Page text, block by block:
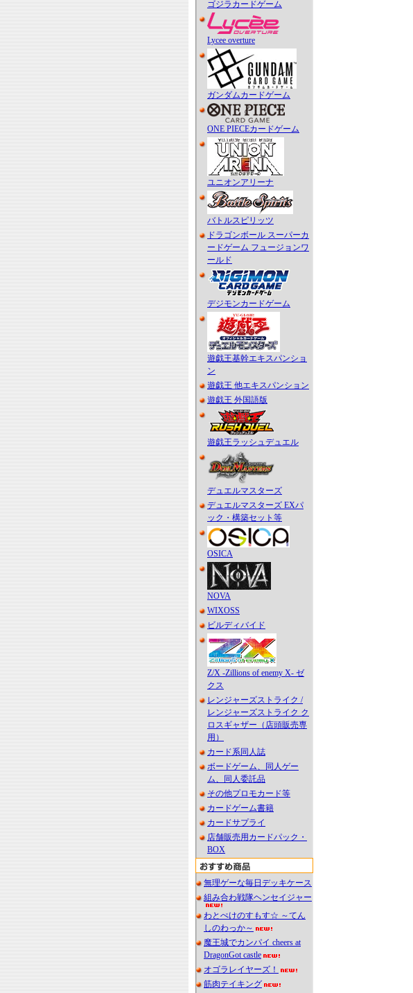
ゴジラカードゲーム
Lycee overture
ガンダムカードゲーム
ONE PIECEカードゲーム
ユニオンアリーナ
バトルスピリッツ
ドラゴンボール スーパーカ
ードゲーム フュージョンワ
ールド
デジモンカードゲーム
遊戯王基幹エキスパンショ
ン
遊戯王 他エキスパンション
遊戯王 外国語版
遊戯王ラッシュデュエル
デュエルマスターズ
デュエルマスターズ EXパ
ック・構築セット等
OSICA
NOVA
WIXOSS
ビルディバイド
Z/X -Zillions of enemy X- ゼ
クス
レンジャーズストライク /
レンジャーズストライク ク
ロスギャザー（店頭販売専
用）
カード系同人誌
ボードゲーム、同人ゲー
ム、同人委託品
その他プロモカード等
カードゲーム書籍
カードサプライ
店舗販売用カードパック・
BOX
無理ゲーな毎日デッキケース
組み合わ戦隊ヘンセイジャー
わとぺけのすもす☆ ～てん
しのわっか～
魔王城でカンパイ cheers at
DragonGot castle
オゴラレイヤーズ！
筋肉テイキング